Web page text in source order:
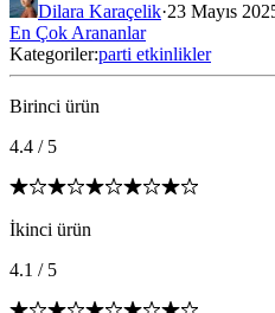
Dilara Karaçelik·23 Mayıs
En Çok Arananlar
Kategoriler:parti etkinlikler
Birinci ürün
4.4 / 5
İkinci ürün
4.1 / 5